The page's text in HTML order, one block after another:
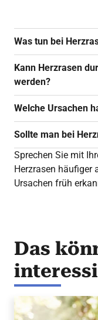
Was tun bei
Kann Herzrasen
werden?
Welche Ursachen
Sollte man bei
Sprechen Sie mit
Herzrasen häufiger
Ursachen früh
Das